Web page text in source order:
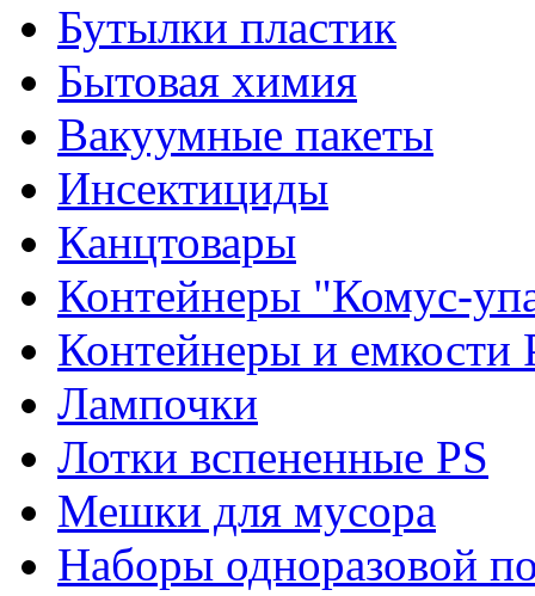
Бутылки пластик
Бытовая химия
Вакуумные пакеты
Инсектициды
Канцтовары
Контейнеры "Комус-
Контейнеры и емкости
Лампочки
Лотки вспененные PS
Мешки для мусора
Наборы одноразовой